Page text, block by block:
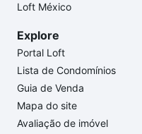
Loft México
Explore
Portal Loft
Lista de Condomínios
Guia de Venda
Mapa do site
Avaliação de imóvel